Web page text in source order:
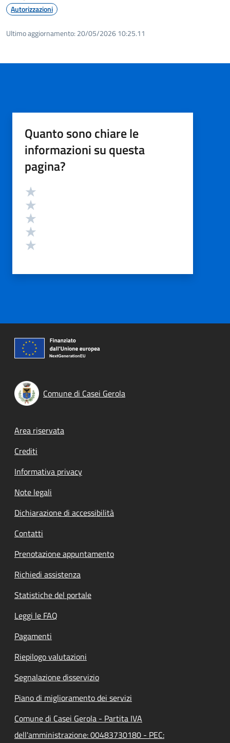
Autorizzazioni
Ultimo aggiornamento: 20/05/2026 10:25.11
Quanto sono chiare le
informazioni su questa
pagina?
Valutazione
Comune di Casei Gerola
Footer menu
Area riservata
Crediti
Informativa privacy
Note legali
Dichiarazione di accessibilità
Contatti
Prenotazione appuntamento
Richiedi assistenza
Statistiche del portale
Leggi le FAQ
Pagamenti
Riepilogo valutazioni
Segnalazione disservizio
Piano di miglioramento dei servizi
Comune di Casei Gerola - Partita IVA
dell'amministrazione: 00483730180 - PEC: